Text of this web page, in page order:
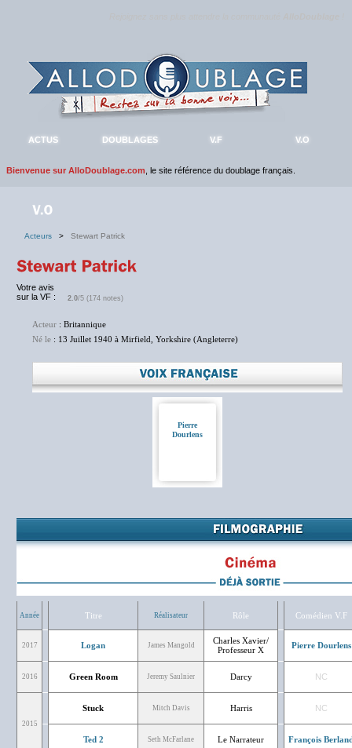
ACTUS DOUBLAGES V.F V.O
Bienvenue sur AlloDoublage.com , le site référence du doublage français.
Acteurs > Stewart Patrick
Votre avis
sur la VF :
2.0/5 (174 notes)
Acteur : Britannique
Né le : 13 Juillet 1940 à Mirfield, Yorkshire (Angleterre)
Pierre
Dourlens
Année Titre Réalisateur Rôle Comédien V.F
2017 Logan James Mangold
Charles Xavier/
Professeur X
Pierre Dourlens
2016 Green Room Jeremy Saulnier Darcy NC
2015
Stuck Mitch Davis Harris NC
Ted 2 Seth McFarlane Le Narrateur François